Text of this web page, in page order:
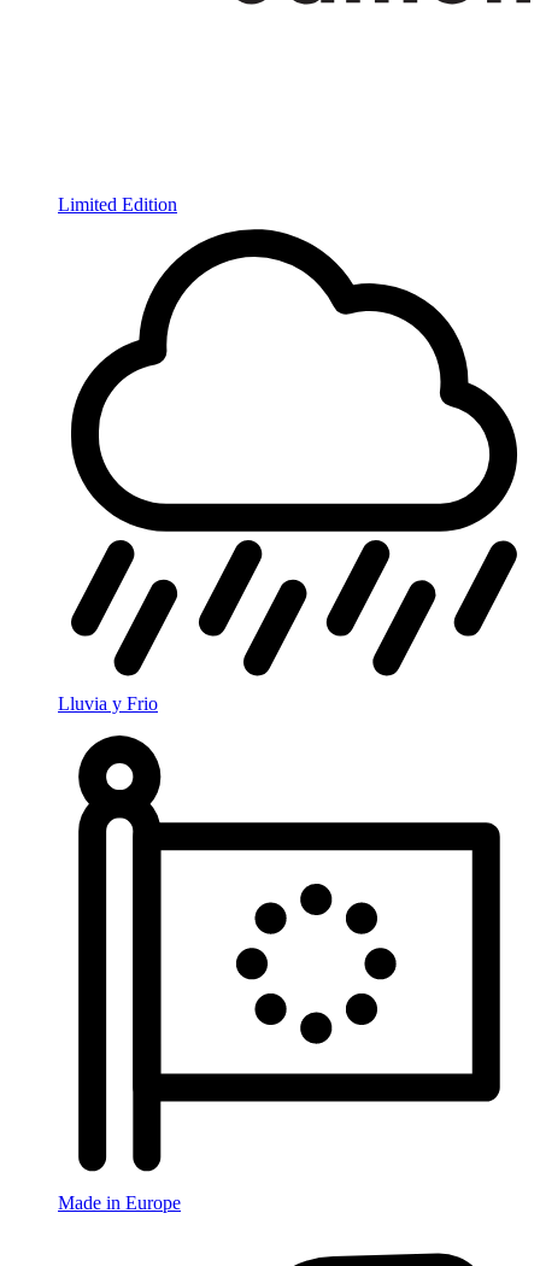
Limited Edition
Lluvia y Frio
Made in Europe